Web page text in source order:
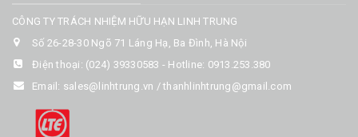
CÔNG TY TRÁCH NHIỆM HỮU HẠN LINH TRUNG
Số 26-28-30 Ngõ 71 Láng Hạ, Ba Đình, Hà Nội
Điện thoại: (024) 39330583 - Hotline: 0913.253.380
Email: sales@linhtrung.vn / thanhlinhtrung@gmail.com